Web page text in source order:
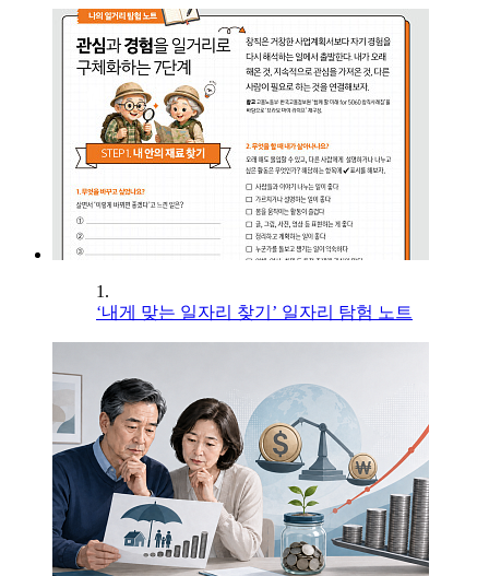
1.
‘내게 맞는 일자리 찾기’ 일자리 탐험 노트